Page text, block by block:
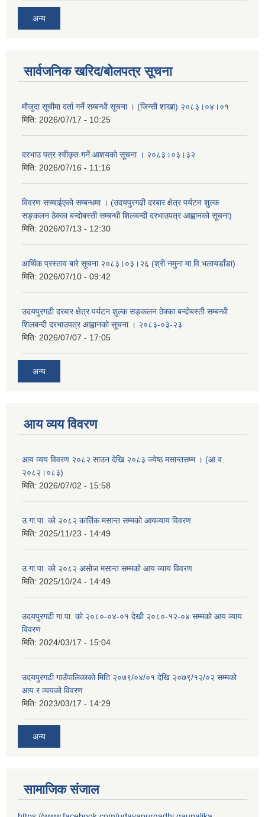
अन्य
सार्वजनिक खरिद/बोलपत्र सूचना
मौजुदा सूचीमा दर्ता गर्ने सम्बन्धी सूचना । (जिन्सी शाखा) २०८३।०४।०१
मिति: 2026/07/17 - 10:25
दरभाउ पत्र स्वीकृत गर्ने आशयको सूचना । २०८३।०३।३२
मिति: 2026/07/16 - 11:16
विवरण सच्याईएको सम्बन्धमा । (उदयपुरगढी दरबार क्षेत्र पर्यटन शुल्क
सङ्कलन ठेक्का बन्दोबस्ती सम्बन्धी शिलबन्दी दरभाउपत्र आह्वानको सूचना)
मिति: 2026/07/13 - 12:30
आर्थिक प्रस्ताव बारे सूचना २०८३।०३।२६ (श्री नमुना मा.वि.भलायडाँडा)
मिति: 2026/07/10 - 09:42
उदयपुरगढी दरबार क्षेत्र पर्यटन शुल्क सङ्कलन ठेक्का बन्दोबस्ती सम्बन्धी
शिलबन्दी दरभाउपत्र आह्वानको सूचना । २०८३-०३-२३
मिति: 2026/07/07 - 17:05
अन्य
आय व्यय विवरण
आय व्यय विवरण २०८२ साउन देखि २०८३ ज्येष्ठ मसान्तसम्म । (आ.व.
२०८२।०८३)
मिति: 2026/07/02 - 15:58
उ.गा.पा. को २०८२ कार्तिक मसान्त सम्मको आयव्याय विवरण
मिति: 2025/11/23 - 14:49
उ.गा.पा. को २०८२ असोज मसान्त सम्मको आय व्याय विवरण
मिति: 2025/10/24 - 14:49
उदयपुरगढी गा.पा. को २०८०-०४-०१ देखी २०८०-१२-०४ सम्मको आय व्याय
विवरण
मिति: 2024/03/17 - 15:04
उदयपुरगढी गाउँपालिकाको मिति २०७९/०४/०१ देखि २०७९/१२/०२ सम्मको
आय र व्ययको विवरण
मिति: 2023/03/17 - 14:29
अन्य
सामाजिक संजाल